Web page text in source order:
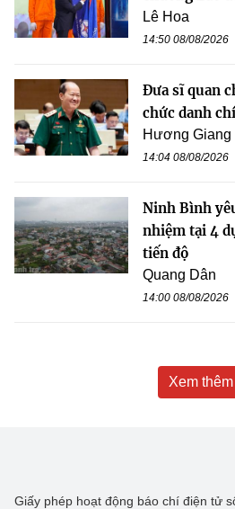
Lê Hoa
14:50 08/08/2026
Đưa sĩ quan
chức danh
Hương Giang
14:04 08/08/2026
Ninh Bình
nhiệm tại 4
tiến độ
Quang Dân
14:00 08/08/2026
Xem thêm
Giấy phép hoạt động báo chí điện tử